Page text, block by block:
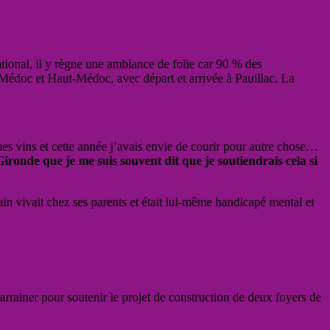
il y règne une ambiance de folie car 90 % des
et Haut-Médoc, avec départ et arrivée à Pauillac. La
vins et cette année j’avais envie de courir pour autre chose…
que je me suis souvent dit que je soutiendrais cela si
vivait chez ses parents et était lui-même handicapé mental et
pour soutenir le projet de construction de deux foyers de